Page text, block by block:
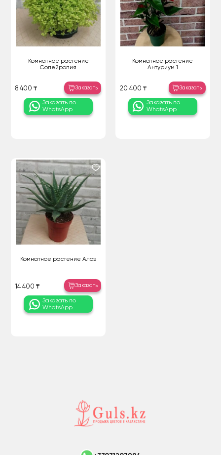
Комнатное растение
Солейролия
8 400 ₸ Заказать
Заказать по
WhatsApp
Комнатное растение
Антуриум 1
20 400 ₸ Заказать
Заказать по
WhatsApp
Комнатное растение Алоэ
14 400 ₸ Заказать
Заказать по
WhatsApp